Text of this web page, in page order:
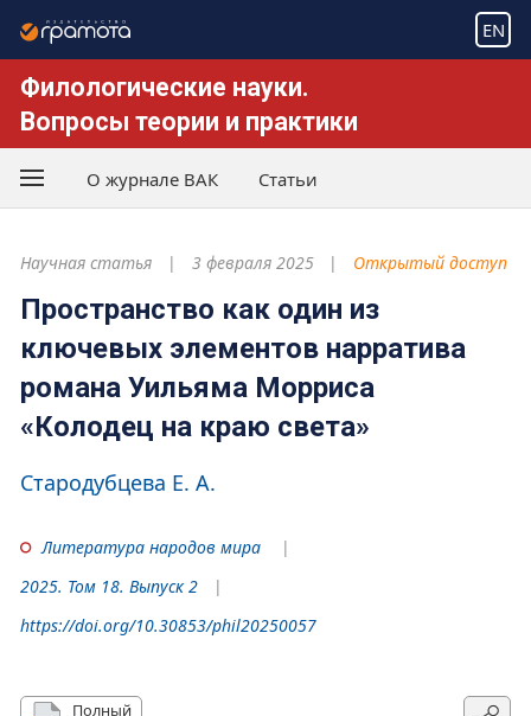
EN
Филологические науки.
Вопросы теории и практики
О журнале ВАК Статьи
Научная статья 3 февраля 2025 Открытый доступ
Пространство как один из
ключевых элементов нарратива
романа Уильяма Морриса
«Колодец на краю света»
Стародубцева Е. А.
Литература народов мира
2025. Том 18. Выпуск 2
https://doi.org/10.30853/phil20250057
Полный